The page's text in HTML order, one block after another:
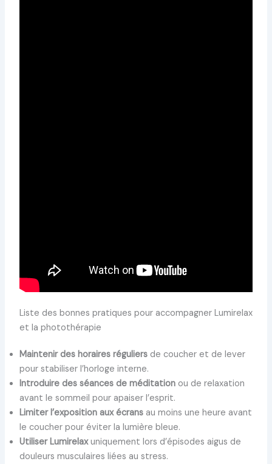
Liste des bonnes pratiques pour accompagner Lumirelax
et la photothérapie
Maintenir des horaires réguliersde coucher et de lever
pour stabiliser l’horloge interne.
Introduire des séances de méditationou de relaxation
avant le sommeil pour apaiser l’esprit.
Limiter l’exposition aux écransau moins une heure avant
le coucher pour éviter la lumière bleue.
Utiliser Lumirelaxuniquement lors d’épisodes aigus de
douleurs musculaires liées au stress.